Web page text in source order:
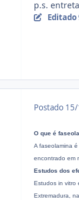
p.s.
Editado
Postado
O que é
A faseolamina
encontrado em
Estudos dos
Estudos in vitro
Extremadura,